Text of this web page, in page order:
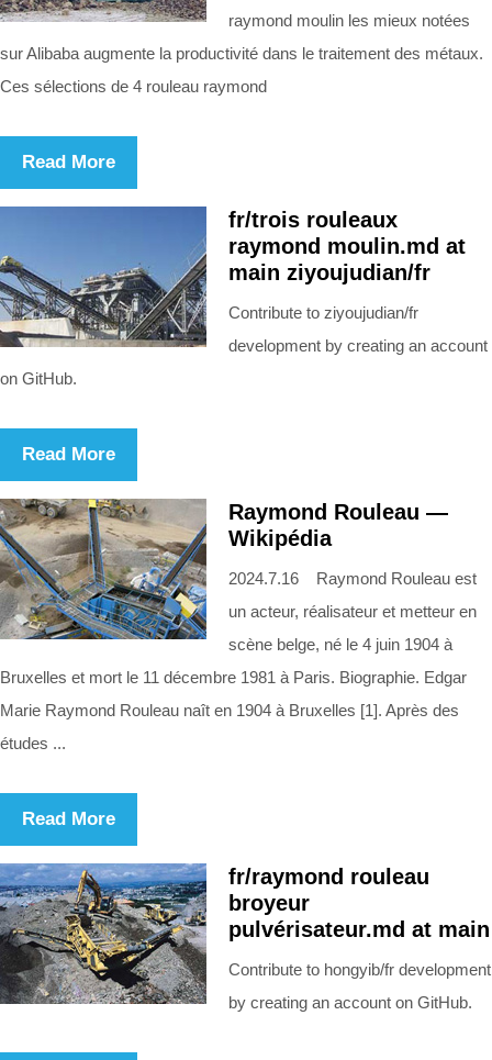
raymond moulin les mieux notées
sur Alibaba augmente la productivité dans le traitement des métaux.
Ces sélections de 4 rouleau raymond
Read More
fr/trois rouleaux
raymond moulin.md at
main ziyoujudian/fr
Contribute to ziyoujudian/fr
development by creating an account
on GitHub.
Read More
Raymond Rouleau —
Wikipédia
2024.7.16 Raymond Rouleau est
un acteur, réalisateur et metteur en
scène belge, né le 4 juin 1904 à
Bruxelles et mort le 11 décembre 1981 à Paris. Biographie. Edgar
Marie Raymond Rouleau naît en 1904 à Bruxelles [1]. Après des
études ...
Read More
fr/raymond rouleau
broyeur
pulvérisateur.md at main
Contribute to hongyib/fr development
by creating an account on GitHub.